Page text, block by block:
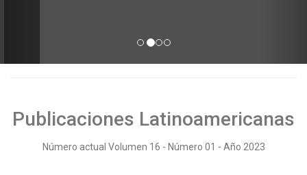
Publicaciones Latinoamericanas
Número actual Volumen 16 - Número 01 - Año 2023